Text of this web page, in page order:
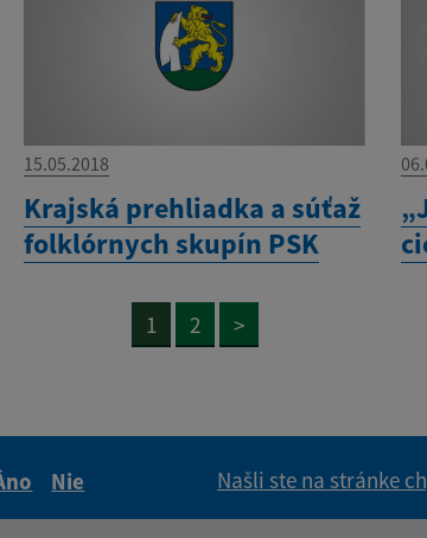
15.05.2018
Krajská prehliadka a súťaž
folklórnych skupín PSK
1 2 >
Nie
Našli ste na stránke